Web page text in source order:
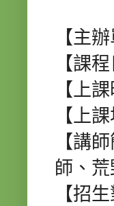
【主
【課
【上
【上
【講
師、荒
【招